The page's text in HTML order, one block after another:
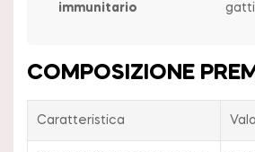
immunitario
gatti
COMPOSIZIONE
Caratteristica